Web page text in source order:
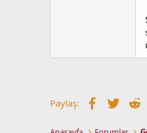
Paylaş: Facebook
Twitter